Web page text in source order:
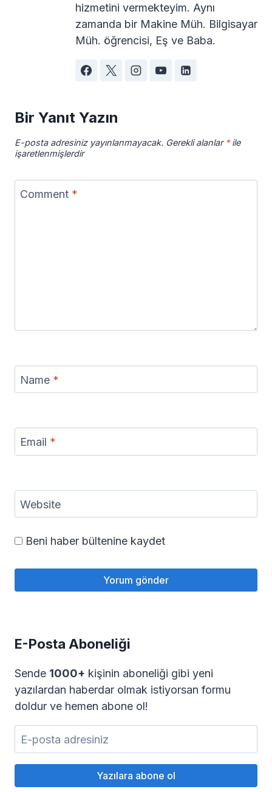
hizmetini vermekteyim. Aynı
zamanda bir Makine Müh. Bilgisayar
Müh. öğrencisi, Eş ve Baba.
Bir Yanıt Yazın
E-posta adresiniz yayınlanmayacak. Gerekli alanlar *ile
işaretlenmişlerdir
Comment *
Name *
Email *
Website
Beni haber bültenine kaydet
E-Posta Aboneliği
Sende 1000+ kişinin aboneliği gibi yeni
yazılardan haberdar olmak istiyorsan formu
doldur ve hemen abone ol!